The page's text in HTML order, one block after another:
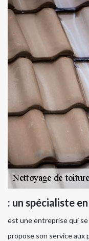
: un spécialiste
est une entreprise qui
propose son service aux